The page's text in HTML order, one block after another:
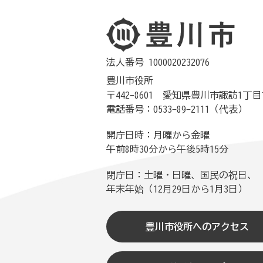
法人番号 1000020232076
豊川市役所
〒442-8601 愛知県豊川市諏訪1丁目
電話番号：0533-89-2111（代表）
開庁日時：月曜から金曜
午前8時30分から午後5時15分
閉庁日：土曜・日曜、国民の祝日、
年末年始（12月29日から1月3日）
豊川市役所へのアクセス